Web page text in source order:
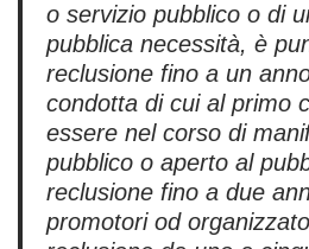
o servizio pubblico o di
pubblica necessità, è
reclusione fino a un
condotta di cui al primo
essere nel corso di
pubblico o aperto al
reclusione fino a due
promotori od